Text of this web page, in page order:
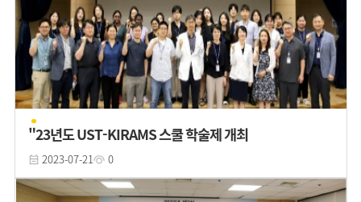
"23년도 UST-KIRAMS 스쿨 학술제 개최
2023-07-21 0